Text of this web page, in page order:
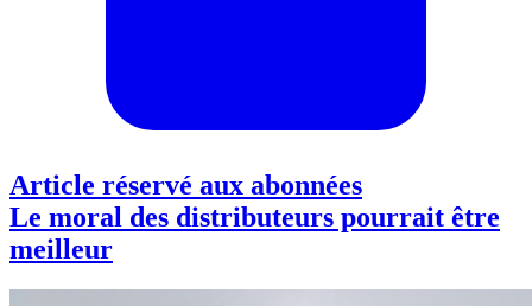
Article réservé aux abonnées
Le moral des distributeurs pourrait être
meilleur